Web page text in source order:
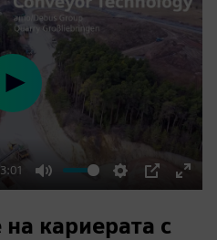
Mute Settings
PIP
Enter
Play
кариерата с